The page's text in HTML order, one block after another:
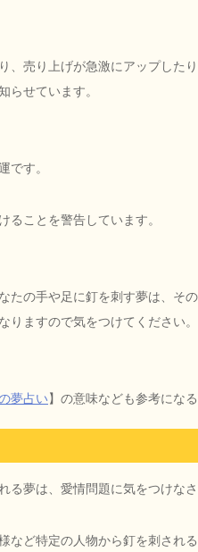
、売り上げが急激にアップした
らせています。
です。
ることを警告しています。
たの手や足に釘を刺す夢は、そ
りますので気をつけてください。
夢占い】の意味なども参考になる
る夢は、愛情問題に気をつけな
など特定の人物から釘を刺され